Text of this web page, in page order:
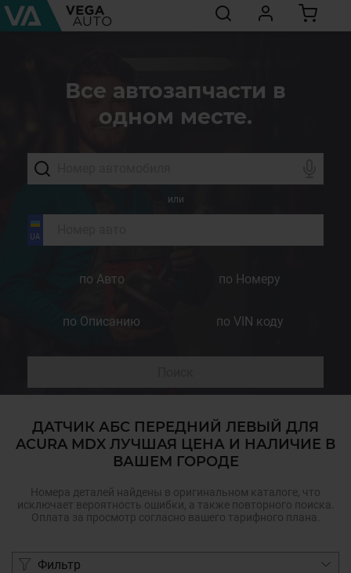
Все автозапчасти в
одном месте.
или
по Авто по Номеру
по Описанию по VIN коду
ДАТЧИК АБС ПЕРЕДНИЙ ЛЕВЫЙ ДЛЯ
ACURA MDX ЛУЧШАЯ ЦЕНА И НАЛИЧИЕ В
ВАШЕМ ГОРОДЕ
Номера деталей найдены в оригинальном каталоге, что
исключает вероятность ошибки, а также повторного поиска.
Оплата за просмотр согласно вашего тарифного плана.
Фильтр